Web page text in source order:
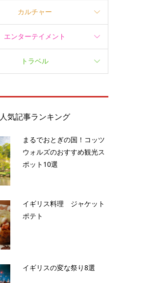
カルチャー
エンターテイメント
トラベル
人気記事ランキング
まるでおとぎの国！コッツ
ウォルズのおすすめ観光ス
ポット10選
イギリス料理 ジャケット
ポテト
イギリスの変な祭り8選